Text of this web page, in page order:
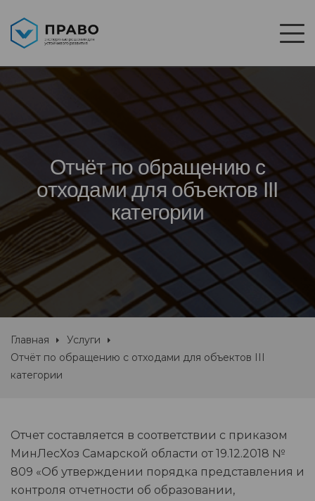
Отчёт по обращению с
отходами для объектов III
категории
Главная
Услуги
Отчёт по обращению с отходами для объектов III
категории
Отчет составляется в соответствии с приказом
МинЛесХоз Самарской области от 19.12.2018 №
809 «Об утверждении порядка представления и
контроля отчетности об образовании,